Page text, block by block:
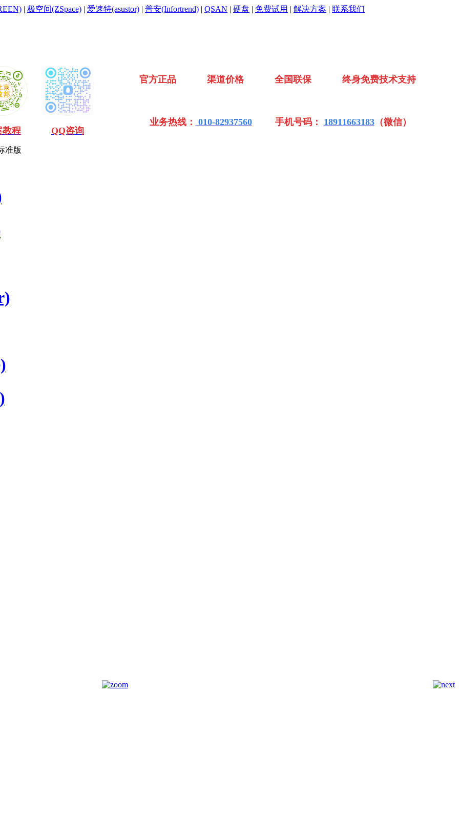
| 极空间(ZSpace) | 爱速特(asustor) | 普安(Infortrend) | QSAN | 硬盘 | 免费试用 | 解决方案 | 联系我们
教程 QQ咨询
官方正品 渠道价格 全国联保 终身免费技术支持
业务热线： 010-82937560 手机号码： 18911663183（微信）
准版